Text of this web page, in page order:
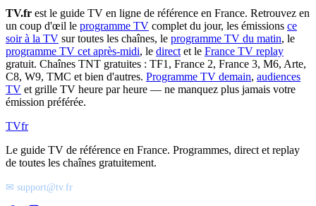
TV.fr est le guide TV en ligne de référence en France. Retrouvez en
un coup d'œil le programme TV complet du jour, les émissions ce
soir à la TV sur toutes les chaînes, le programme TV du matin, le
programme TV cet après-midi, le direct et le France TV replay
gratuit. Chaînes TNT gratuites : TF1, France 2, France 3, M6, Arte,
C8, W9, TMC et bien d'autres. Programme TV demain, audiences
TV et grille TV heure par heure — ne manquez plus jamais votre
émission préférée.
TVfr
Le guide TV de référence en France. Programmes, direct et replay
de toutes les chaînes gratuitement.
✉ support@tv.fr